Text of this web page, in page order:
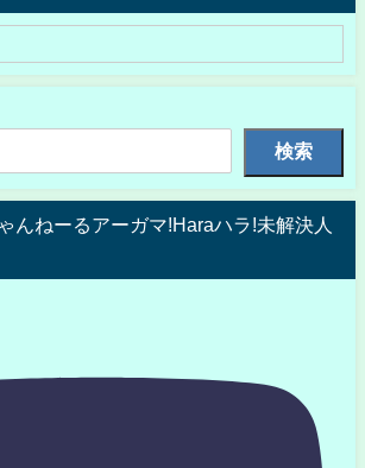
検索
んねーるアーガマ!Haraハラ!未解決人